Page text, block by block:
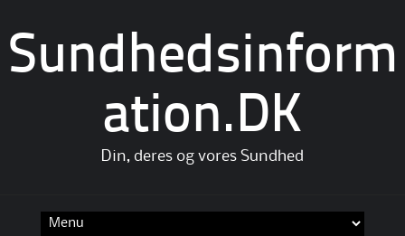
Sundhedsinform
ation.DK
Din, deres og vores Sundhed